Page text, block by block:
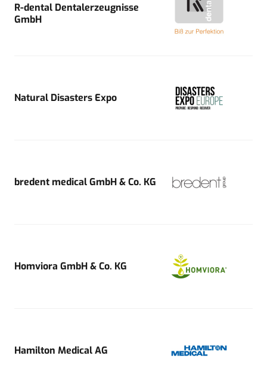
R-dental Dentalerzeugnisse
GmbH
Natural Disasters Expo
bredent medical GmbH & Co. KG
Homviora GmbH & Co. KG
Hamilton Medical AG